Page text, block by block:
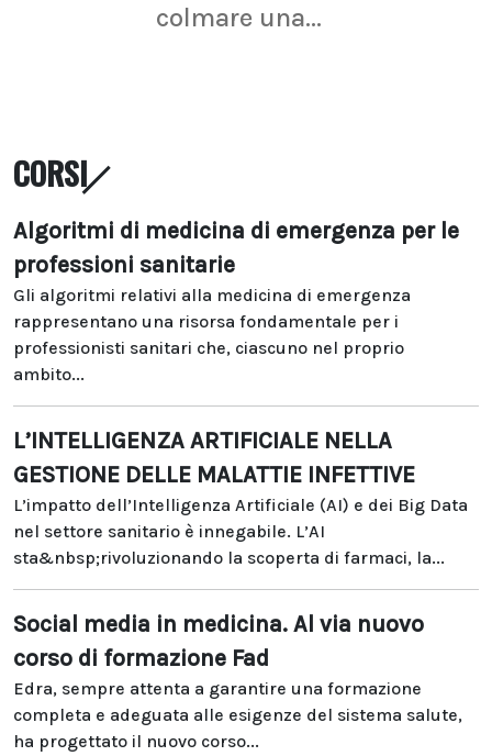
colmare una...
CORSI
Algoritmi di medicina di emergenza per le
professioni sanitarie
Gli algoritmi relativi alla medicina di emergenza
rappresentano una risorsa fondamentale per i
professionisti sanitari che, ciascuno nel proprio
ambito...
L’INTELLIGENZA ARTIFICIALE NELLA
GESTIONE DELLE MALATTIE INFETTIVE
L’impatto dell’Intelligenza Artificiale (AI) e dei Big Data
nel settore sanitario è innegabile. L’AI
sta&nbsp;rivoluzionando la scoperta di farmaci, la...
Social media in medicina. Al via nuovo
corso di formazione Fad
Edra, sempre attenta a garantire una formazione
completa e adeguata alle esigenze del sistema salute,
ha progettato il nuovo corso...